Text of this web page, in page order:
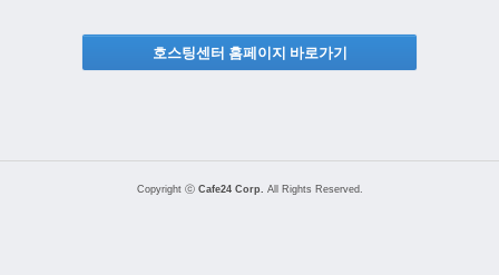
호스팅센터 홈페이지 바로가기
Copyright ⓒ Cafe24 Corp. All Rights Reserved.